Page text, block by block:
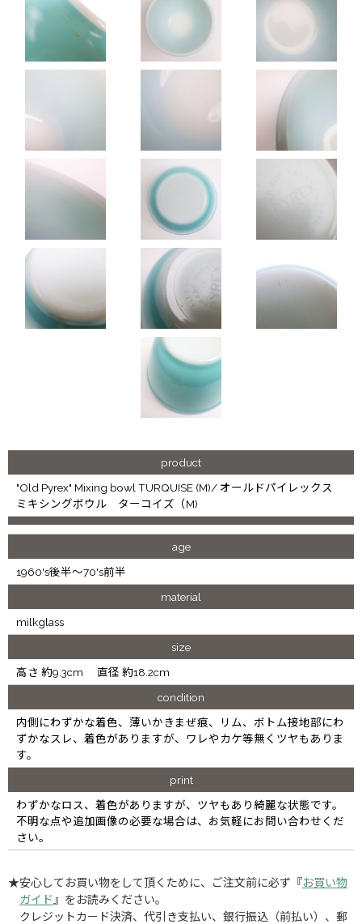
product
"Old Pyrex" Mixing bowl TURQUISE (M)/ オールドパイレックス
ミキシングボウル ターコイズ（M)
age
1960's後半〜70's前半
material
milkglass
size
高さ 約9.3cm 直径 約18.2cm
condition
内側にわずかな着色、薄いかきまぜ痕、リム、ボトム接地部にわ
ずかなスレ、着色がありますが、ワレやカケ等無くツヤもありま
す。
print
わずかなロス、着色がありますが、ツヤもあり綺麗な状態です。
不明な点や追加画像の必要な場合は、お気軽にお問い合わせくだ
さい。
★安心してお買い物をして頂くために、ご注文前に必ず『お買い物
ガイド 』をお読みください。
クレジットカード決済、代引き支払い、銀行振込（前払い）、郵